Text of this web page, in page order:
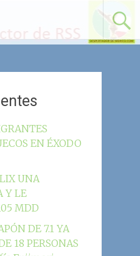
EN ÉXODO
UNA
Y LE
MDD
DE 7.1 YA
18 PERSONAS